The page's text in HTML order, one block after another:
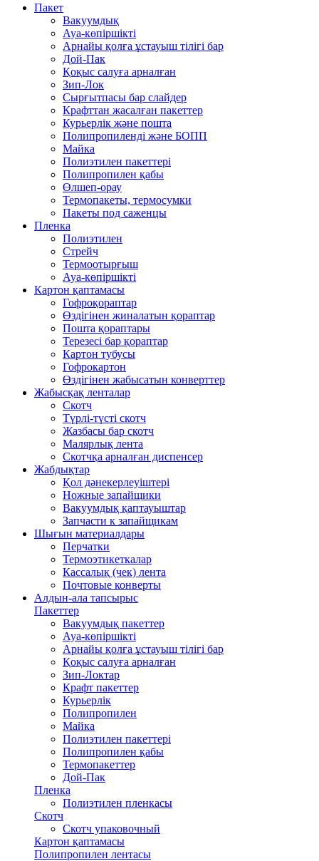
Пакет
Вакуумдық
Ауа-көпіршікті
Арнайы қолға ұстауыш тілігі бар
Дой-Пак
Қоқыс салуға арналған
Зип-Лок
Сырғытпасы бар слайдер
Крафттан жасалған пакеттер
Курьерлік және пошта
Полипропиленді және БОПП
Майка
Полиэтилен пакеттері
Полипропилен қабы
Өлшеп-орау
Термопакеты, термосумки
Пакеты под саженцы
Пленка
Полиэтилен
Стрейч
Термоотырғыш
Ауа-көпіршікті
Картон қаптамасы
Гофроқораптар
Өздігінен жиналатын қораптар
Пошта қораптары
Терезесі бар қораптар
Картон тубусы
Гофрокартон
Өздігінен жабысатын конверттер
Жабысқақ ленталар
Скотч
Түрлі-түсті скотч
Жазбасы бар скотч
Малярлық лента
Скотчқа арналған диспенсер
Жабдықтар
Қол дәнекерлеуіштері
Ножные запайщики
Вакуумдық қаптауыштар
Запчасти к запайщикам
Шығын материалдары
Перчатки
Термоэтикеткалар
Кассалық (чек) лента
Почтовые конверты
Алдын-ала тапсырыс
Пакеттер
Вакуумдық пакеттер
Ауа-көпіршікті
Арнайы қолға ұстауыш тілігі бар
Қоқыс салуға арналған
Зип-Локтар
Крафт пакеттер
Курьерлік
Полипропилен
Майка
Полиэтилен пакеттері
Полипропилен қабы
Термопакеттер
Дой-Пак
Пленка
Полиэтилен пленкасы
Скотч
Скотч упаковочный
Картон қаптамасы
Полипропилен лентасы